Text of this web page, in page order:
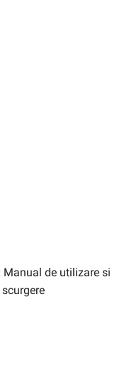
Manual de utilizare si